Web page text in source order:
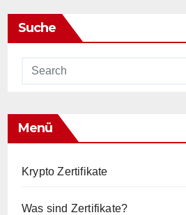
Suche
Menü
Krypto Zertifikate
Was sind Zertifikate?